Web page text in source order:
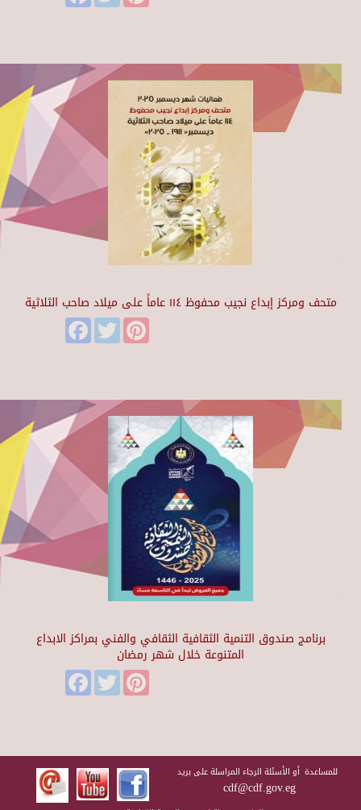
متحف ومركز إبداع نجيب محفوظ ١١٤ عاماً على ميلاد صاحب الثلاثية
FacebookTwitter
برنامج صندوق التنمية الثقافية الثقافي والفني بمراكز الابداع
المتنوعة خلال شهر رمضان
FacebookTwitter
للمساعدة أو الأسئلة الرجاء المراسلة على بريد
cdf@cdf.gov.eg